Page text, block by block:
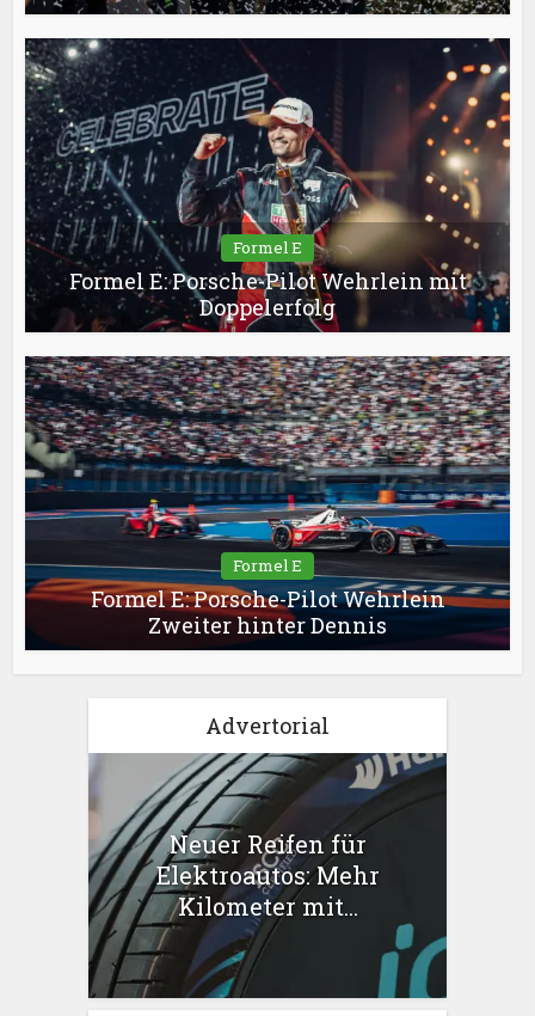
Formel E
Formel E: Porsche-Pilot Wehrlein mit
Doppelerfolg
Formel E
Formel E: Porsche-Pilot Wehrlein
Zweiter hinter Dennis
Advertorial
Neuer Reifen für
Elektroautos: Mehr
Kilometer mit...